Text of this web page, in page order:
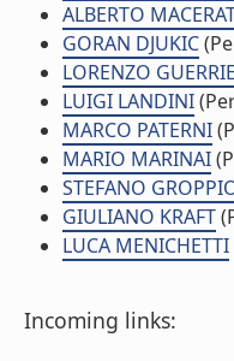
ALBERTO
GORAN DJUKIC
LORENZO
LUIGI LANDINI
MARCO PATERNI
MARIO MARINAI
STEFANO
GIULIANO KRAFT
LUCA MENICHETTI
Incoming links: